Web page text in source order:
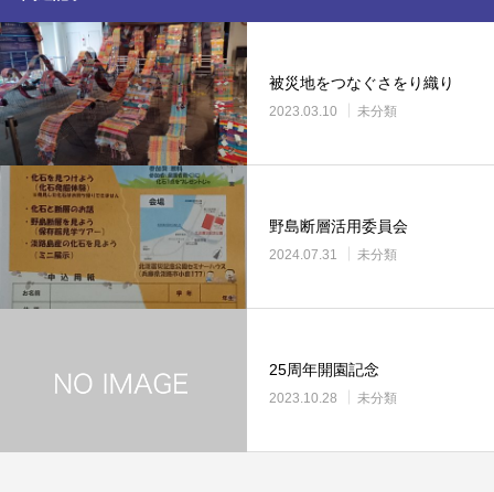
被災地をつなぐさをり織り
2023.03.10 未分類
野島断層活用委員会
2024.07.31 未分類
25周年開園記念
2023.10.28 未分類